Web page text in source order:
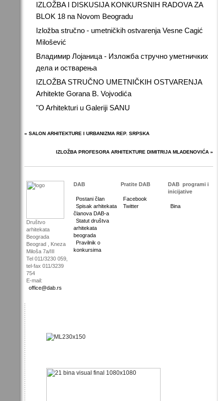
IZLOŽBA I DISKUSIJA KONKURSNIH RADOVA ZA
BLOK 18 na Novom Beogradu
Izložba stručno - umetničkih ostvarenja Vesne Cagić
Milošević
Владимир Лојаница - Изложба стручно уметничких
дела и остварења
IZLOŽBA STRUČNO UMETNIČKIH OSTVARENJA
Arhitekte Gorana B. Vojvodića
"O Arhitekturi u Galeriji SANU
« SALON ARHITEKTURE I URBANIZMA REP. SRPSKA
IZLOŽBA PROFESORA ARHITEKTURE DIMITRIJA MLADENOVIĆA »
Društvo
arhitekata
Beograda
Beograd , Kneza
Miloša 7a/III
Tel 011/3230 059,
tel-fax 011/3239
754
E-mail:
office@dab.rs
DAB
Postani član
Spisak arhitekata
članova DAB-a
Statut društva
arhitekata
beograda
Pravilnik o
konkursima
Pratite DAB
Facebook
Twitter
DAB programi i
inicijative
Bina